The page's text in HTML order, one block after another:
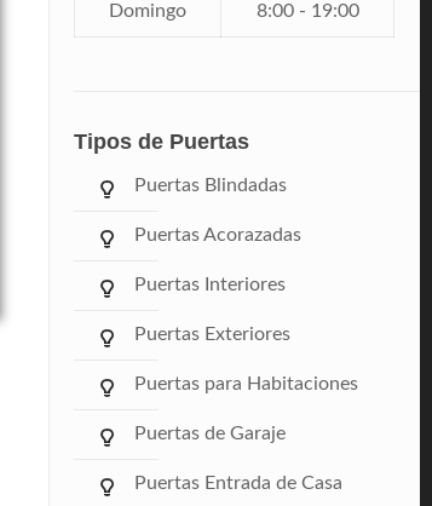
Domingo 8:00 - 19:00
Tipos de Puertas
Puertas Blindadas
Puertas Acorazadas
Puertas Interiores
Puertas Exteriores
Puertas para Habitaciones
Puertas de Garaje
Puertas Entrada de Casa